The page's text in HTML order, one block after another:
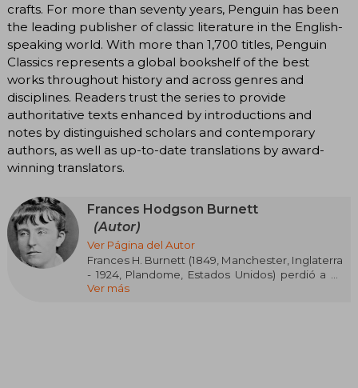
crafts. For more than seventy years, Penguin has been
the leading publisher of classic literature in the English-
speaking world. With more than 1,700 titles, Penguin
Classics represents a global bookshelf of the best
works throughout history and across genres and
disciplines. Readers trust the series to provide
authoritative texts enhanced by introductions and
notes by distinguished scholars and contemporary
authors, as well as up-to-date translations by award-
winning translators.
Frances Hodgson Burnett
(Autor)
Ver Página del Autor
Frances H. Burnett (1849, Manchester, Inglaterra
- 1924, Plandome, Estados Unidos) perdió a su
padre cuando tan solo tenía cinco años. La
Ver más